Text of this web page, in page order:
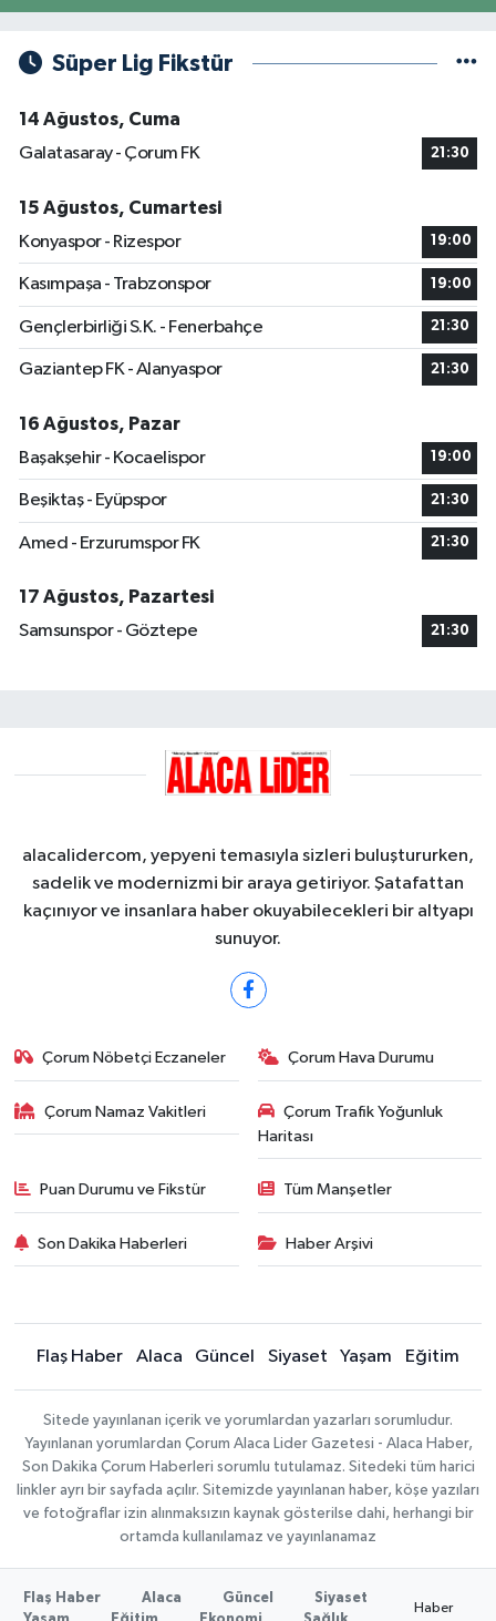
Süper Lig Fikstür
14 Ağustos, Cuma
Galatasaray - Çorum FK
21:30
15 Ağustos, Cumartesi
Konyaspor - Rizespor
19:00
Kasımpaşa - Trabzonspor 19:00
Gençlerbirliği S.K. - Fenerbahçe 21:30
Gaziantep FK - Alanyaspor 21:30
16 Ağustos, Pazar
Başakşehir - Kocaelispor
19:00
Beşiktaş - Eyüpspor 21:30
Amed - Erzurumspor FK 21:30
17 Ağustos, Pazartesi
Samsunspor - Göztepe
21:30
alacalidercom, yepyeni temasıyla sizleri buluştururken,
sadelik ve modernizmi bir araya getiriyor. Şatafattan
kaçınıyor ve insanlara haber okuyabilecekleri bir altyapı
sunuyor.
Çorum Nöbetçi Eczaneler Çorum Hava Durumu
Çorum Namaz Vakitleri
Çorum Trafik Yoğunluk
Haritası
Puan Durumu ve Fikstür Tüm Manşetler
Son Dakika Haberleri Haber Arşivi
Flaş Haber Alaca Güncel Siyaset Yaşam Eğitim
Sitede yayınlanan içerik ve yorumlardan yazarları sorumludur.
Yayınlanan yorumlardan Çorum Alaca Lider Gazetesi - Alaca Haber,
Son Dakika Çorum Haberleri sorumlu tutulamaz. Sitedeki tüm harici
linkler ayrı bir sayfada açılır. Sitemizde yayınlanan haber, köşe yazıları
ve fotoğraflar izin alınmaksızın kaynak gösterilse dahi, herhangi bir
ortamda kullanılamaz ve yayınlanamaz
Flaş Haber Alaca Güncel
Siyaset
Haber